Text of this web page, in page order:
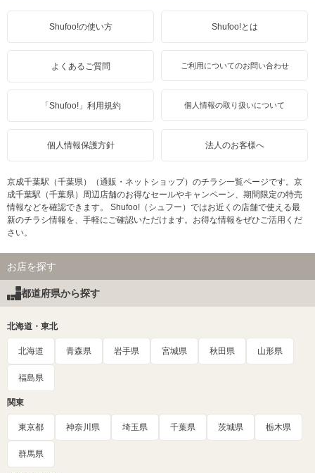
Shufoo!の使い方 Shufoo!とは
よくあるご質問 ご利用についてのお問い合わせ
「Shufoo!」利用規約 個人情報の取り扱いについて
個人情報保護方針 法人のお客様へ
京成千葉駅（千葉県）（通販・ネットショップ）のチラシ一覧ページです。京
成千葉駅（千葉県）周辺店舗のお得なセールやキャンペーン、期間限定の特売
情報などを確認できます。 Shufoo!（シュフー）ではお近くの店舗で使える最
新のチラシ情報を、手軽にご確認いただけます。お得な情報をぜひご活用くだ
さい。
お店を探す
都道府県から探す
北海道・東北
北海道 青森県 岩手県 宮城県 秋田県 山形県
福島県
関東
東京都 神奈川県 埼玉県 千葉県 茨城県 栃木県
群馬県